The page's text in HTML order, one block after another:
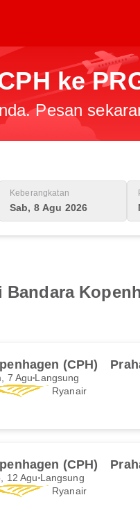
ke
Pesan
Keberangkatan
Sab, 8 Agu 2026
(CPH)
7 Agu Langsung
Ryanair
(CPH)
12 Agu Langsung
Ryanair